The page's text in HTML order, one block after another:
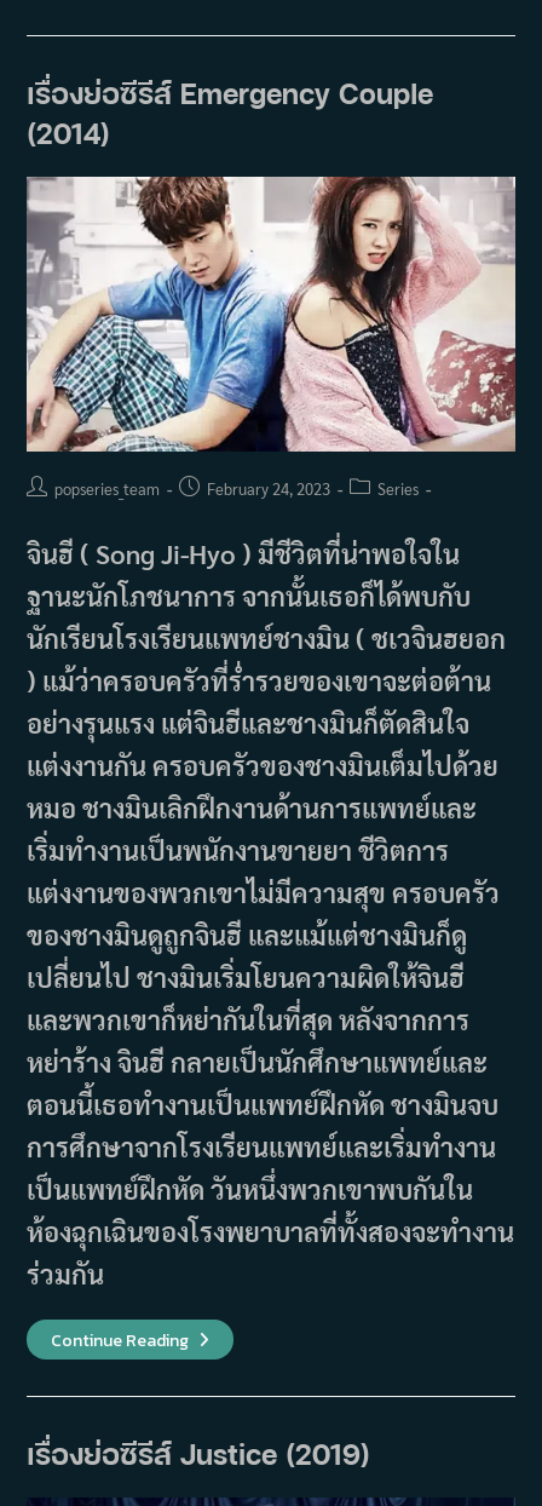
รีส์
Prejudice
(2014)
เรื่องย่อซีรีส์ Emergency Couple
(2014)
Postpopseries_team
PostFebruary 24, 2023
PostSeries
จินฮี ( Song Ji-Hyo ) มีชีวิตที่น่าพอใจใน
ฐานะนักโภชนาการ จากนั้นเธอก็ได้พบกับ
นักเรียนโรงเรียนแพทย์ชางมิน ( ชเวจินฮยอก
) แม้ว่าครอบครัวที่ร่ำรวยของเขาจะต่อต้าน
อย่างรุนแรง แต่จินฮีและชางมินก็ตัดสินใจ
แต่งงานกัน ครอบครัวของชางมินเต็มไปด้วย
หมอ ชางมินเลิกฝึกงานด้านการแพทย์และ
เริ่มทำงานเป็นพนักงานขายยา ชีวิตการ
แต่งงานของพวกเขาไม่มีความสุข ครอบครัว
ของชางมินดูถูกจินฮี และแม้แต่ชางมินก็ดู
เปลี่ยนไป ชางมินเริ่มโยนความผิดให้จินฮี
และพวกเขาก็หย่ากันในที่สุด หลังจากการ
หย่าร้าง จินฮี กลายเป็นนักศึกษาแพทย์และ
ตอนนี้เธอทำงานเป็นแพทย์ฝึกหัด ชางมินจบ
การศึกษาจากโรงเรียนแพทย์และเริ่มทำงาน
เป็นแพทย์ฝึกหัด วันหนึ่งพวกเขาพบกันใน
ห้องฉุกเฉินของโรงพยาบาลที่ทั้งสองจะทำงาน
ร่วมกัน
Continue Readingเรื่อง
ย่อ
รีส์
(2014)
เรื่องย่อซีรีส์ Justice (2019)